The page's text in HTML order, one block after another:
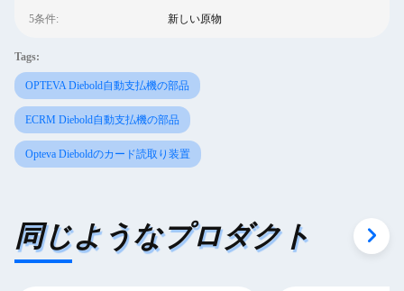
5条件: 新しい原物
Tags:
OPTEVA Diebold自動支払機の部品
ECRM Diebold自動支払機の部品
Opteva Dieboldのカード読取り装置
同じようなプロダクト